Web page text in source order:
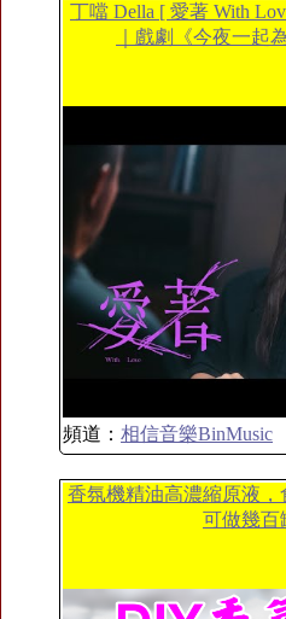
丁噹 Della [ 愛著 With
｜戲劇《今夜一起
頻道： 相信音樂BinMusic
香氛機精油高濃縮原液
可做幾百